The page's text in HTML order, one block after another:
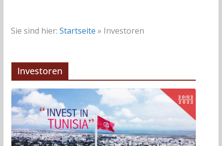
Sie sind hier: Startseite » Investoren
Investoren